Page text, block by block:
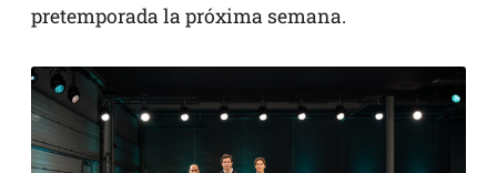
pretemporada la próxima semana.